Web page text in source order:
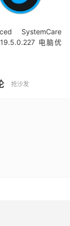
SystemCare
电脑优
抢沙发